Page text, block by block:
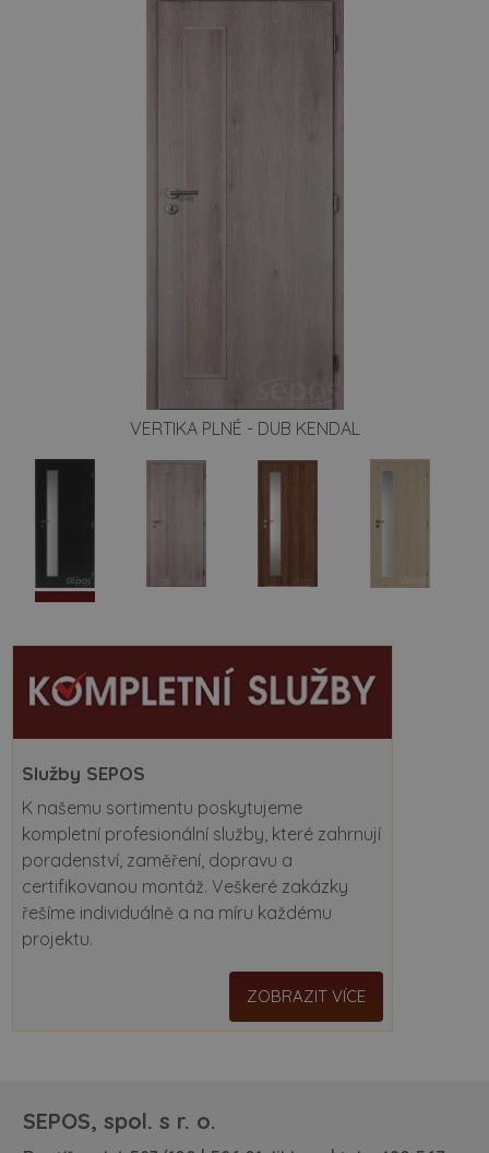
VERTIKA PLNÉ - DUB KENDAL
Služby SEPOS
K našemu sortimentu poskytujeme
kompletní profesionální služby, které zahrnují
poradenství, zaměření, dopravu a
certifikovanou montáž. Veškeré zakázky
řešíme individuálně a na míru každému
projektu.
ZOBRAZIT VÍCE
SEPOS, spol. s r. o.